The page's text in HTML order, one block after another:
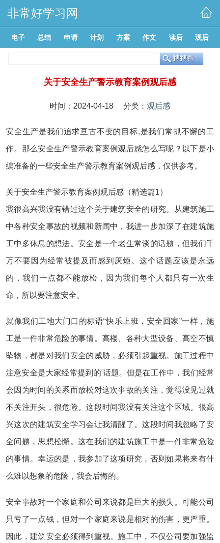
非常好学习网
电子 总结 申请 计划 方案 作文 读后 观后
关于安全生产警示教育案例观后感
时间：2024-04-18 分类： 观后感
安全生产是我们追求亘古不变的目标,是我们常抓不懈的工
作。那么安全生产警示教育案例观后感怎么写呢？以下是小
编准备的一些安全生产警示教育案例观后感，仅供参考。
关于安全生产警示教育案例观后感（精选篇1）
我很高兴我没有错过这个关于建筑安全的研究。从建筑施工
中各种安全事故的视频和新闻中，我进一步加深了在建筑施
工中多休息的想法。安全是一个老生常谈的话题，但我们千
万不要因为经常被提及而感到厌烦。这个话题应该是永远
的，我们一点都不能放松，因为我们每个人都只有一次生
命，所以要注意安全。
就像我们工地大门口的标语“快乐上班，安全回家”一样，施
工是一件非常危险的事情。高楼、各种大型设备、高空不慎
坠物，都是对我们安全的威胁，必须引起重视。施工过程中
注意安全是大家经常提到的'话题。但是在工作中，我们经常
会因为时间的关系而放松对这次事故的关注，觉得没见过就
不关注开头，很危险。这段时间我没有关注这个区域。很高
兴这次的建筑安全学习会让我清醒了。这段时间我忽略了安
全问题，思想松懈。这在我们的建筑施工中是一件非常危险
的事情。幸运的是，我参加了这项研究，否则如果将来有什
么难以想象的危险，我会后悔的。
安全事故对一个家庭和公司来说都是巨大的损失。可能公司
只亏了一点钱，但对一个家庭来说是相对的伤害，更严重。
因此，建筑安全必须得到重视。施工中，不仅公司要加强监